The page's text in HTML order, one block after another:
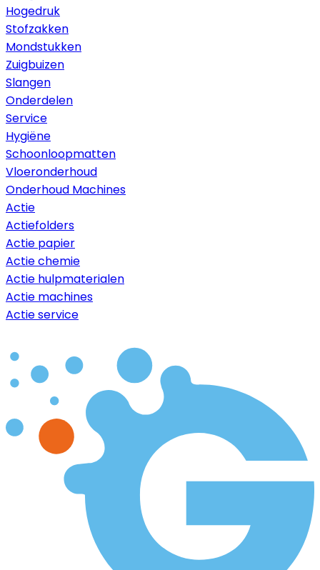
Hogedruk
Stofzakken
Mondstukken
Zuigbuizen
Slangen
Onderdelen
Service
Hygiëne
Schoonloopmatten
Vloeronderhoud
Onderhoud Machines
Actie
Actiefolders
Actie papier
Actie chemie
Actie hulpmaterialen
Actie machines
Actie service